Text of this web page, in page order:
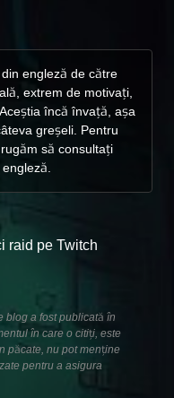
engleză de către
extrem de motivați,
încă învață, așa
greșeli. Pentru
să consultați
raid pe Twitch
blog a fost publicată în
în care o citiți, este
păcate, nu pot menține
pentru a asigura